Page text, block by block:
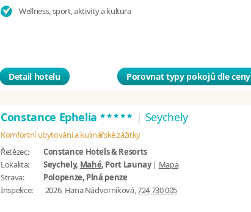
Wellness, sport, aktivity a kultura
Detail hotelu Porovnat typy pokojů dle ceny
Constance Ephelia ***** | Seychely
Komfortní ubytování a kulinářské zážitky
Řetězec:
Constance Hotels & Resorts
Lokalita:
Seychely, Mahé, Port Launay| Mapa
Strava:
Polopenze, Plná penze
Inspekce:
2026, Hana Nádvorníková,724 730 005